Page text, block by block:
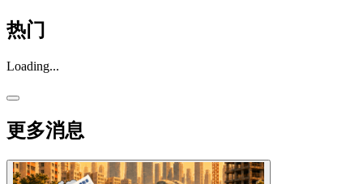
热门
Loading...
更多消息